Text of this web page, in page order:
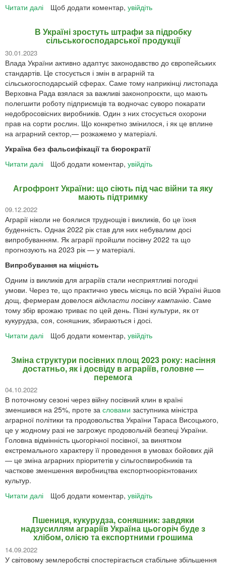
від
Читати далі про
ГМО:
ризики
Щоб додати коментар, увійдіть
В Україні зростуть штрафи за підробку
сільськогосподарської продукції
30.01.2023
Влада України активно адаптує законодавство до європейських
стандартів. Це стосується і змін в аграрній та
сільськогосподарській сферах. Саме тому наприкінці листопада
Верховна Рада взялася за важливі законопроєкти, що мають
полегшити роботу підприємців та водночас суворо покарати
недобросовісних виробників. Один з них стосується охорони
прав на сорти рослин. Що конкретно змінилося, і як це вплине
на аграрний сектор,— розкажемо у матеріалі.
Україна без фальсифікації та бюрократії
Читати далі про
Україні
зростуть
підробку
сільськогосподарської
продукції
Щоб додати коментар, увійдіть
Агрофронт України: що сіють під час війни та яку
мають підтримку
09.12.2022
Аграрії ніколи не боялися труднощів і викликів, бо це їхня
буденність. Однак 2022 рік став для них небувалим досі
випробуванням. Як аграрії пройшли посівну 2022 та що
прогнозують на 2023 рік — у матеріалі.
Випробування на міцність
Одним із викликів для аграріїв стали несприятливі погодні
умови. Через те, що практично увесь місяць по всій Україні йшов
дощ, фермерам довелося відкласти посівну кампанію. Саме
тому збір врожаю триває по цей день. Пізні культури, як от
кукурудза, соя, соняшник, збираються і досі.
Читати далі про
що
війни
та
мають
підтримку
Щоб додати коментар, увійдіть
Зміна структури посівних площ 2023 року: насіння
достатньо, як і досвіду в аграріїв, головне —
перемога
04.10.2022
В поточному сезоні через війну посівний клин в країні
зменшився на 25%, проте за словами заступника міністра
аграрної політики та продовольства України Тараса Висоцького,
це у жодному разі не загрожує продовольчій безпеці України.
Головна відмінність цьогорічної посівної, за винятком
екстремального характеру її проведення в умовах бойових дій
— це зміна аграрних пріоритетів у сільгоспвиробників та
часткове зменшення виробництва експортноорієнтованих
культур.
Читати далі про
посівних
площ
Щоб додати коментар, увійдіть
Пшениця, кукурудза, соняшник: завдяки
надзусиллям аграріїв Україна цьогоріч буде з
хлібом, олією та експортними грошима
14.09.2022
У світовому землеробстві спостерігається стабільне збільшення